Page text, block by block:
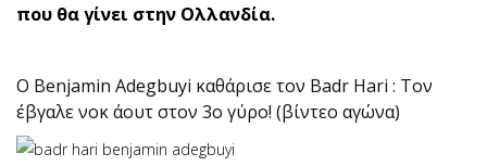
που θα γίνει στην Ολλανδία.
O Benjamin Adegbuyi καθάρισε τον Badr Hari : Τον
έβγαλε νοκ άουτ στον 3ο γύρο! (βίντεο αγώνα)